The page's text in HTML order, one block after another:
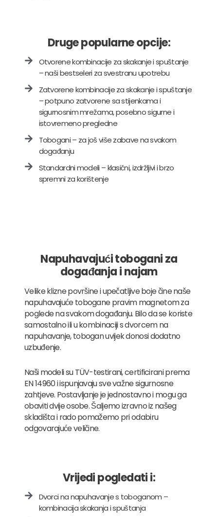
Druge popularne opcije:
Otvorene kombinacije za skakanje i spuštanje
– naši bestseleri za svestranu upotrebu
Zatvorene kombinacije za skakanje i spuštanje
– potpuno zatvorene sa stijenkama i
sigurnosnim mrežama, posebno sigurne i
istovremeno pregledne
Tobogani – za još više zabave na svakom
događanju
Standardni modeli – klasični, izdržljivi i brzo
spremni za korištenje
Napuhavajući tobogani za
događanja i najam
Velike klizne površine i upečatljive boje čine naše
napuhavajuće tobogane pravim magnetom za
poglede na svakom događanju. Bilo da se koriste
samostalno ili u kombinaciji s dvorcem na
napuhavanje, tobogan uvijek donosi dodatno
uzbuđenje.
Naši modeli su TÜV-testirani, certificirani prema
EN 14960 i ispunjavaju sve važne sigurnosne
zahtjeve. Postavljanje je jednostavno i mogu ga
obaviti dvije osobe. Šaljemo izravno iz našeg
skladišta i rado pomažemo pri odabiru
odgovarajuće veličine.
Vrijedi pogledati i:
Dvorci na napuhavanje s toboganom –
kombinacija skakanja i spuštanja